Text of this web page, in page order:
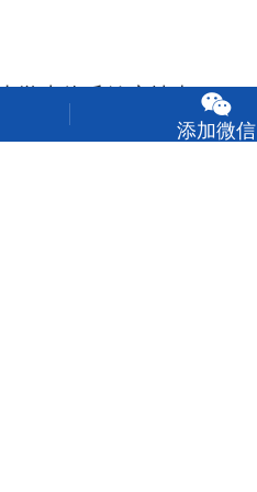
学生体质健康抽查 
添加微信